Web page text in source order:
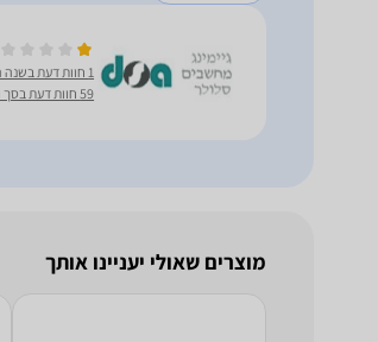
1 חוות דעת בשנה האחרונה
59 חוות דעת בסך הכל
מוצרים שאולי יעניינו אותך